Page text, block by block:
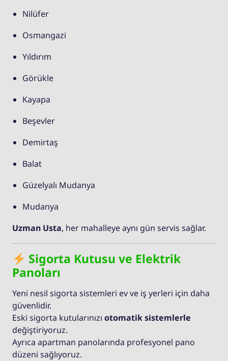
Nilüfer
Osmangazi
Yıldırım
Görükle
Kayapa
Beşevler
Demirtaş
Balat
Güzelyalı Mudanya
Mudanya
Uzman Usta, her mahalleye aynı gün servis sağlar.
Sigorta Kutusu ve Elektrik
Panoları
Yeni nesil sigorta sistemleri ev ve iş yerleri için daha
güvenlidir.
Eski sigorta kutularınızı otomatik sistemlerle
değiştiriyoruz.
Ayrıca apartman panolarında profesyonel pano
düzeni sağlıyoruz.